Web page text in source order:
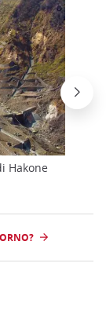
Hakone